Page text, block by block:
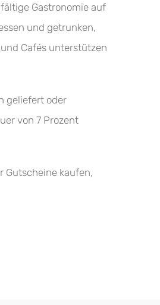
Gastronomie auf
und getrunken,
Cafés unterstützen
geliefert oder
von 7 Prozent
Gutscheine kaufen,